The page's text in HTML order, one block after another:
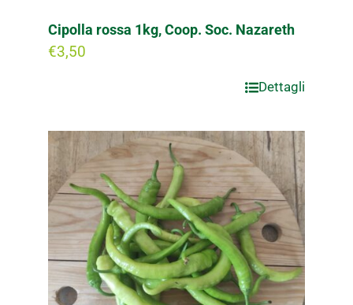
Cipolla rossa 1kg, Coop. Soc. Nazareth
€3,50
Dettagli